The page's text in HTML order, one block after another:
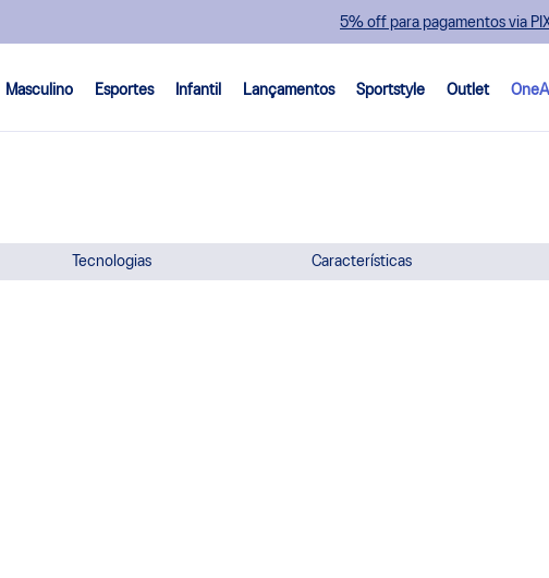
5% off para pagamentos via
Masculino Esportes Infantil Lançamentos Sportstyle Outlet
Tecnologias Características